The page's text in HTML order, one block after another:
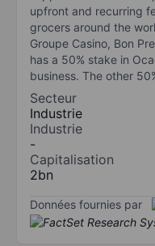
upfront and recurring
grocers around the
Groupe Casino, Bon
has a 50% stake in
business. The other
Secteur
Industrie
Industrie
-
Capitalisation
2bn
Données fournies par